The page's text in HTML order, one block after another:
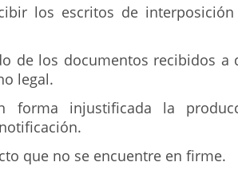
los escritos de
de los documentos recibidos a
legal.
forma injustificada la
que no se encuentre en firme.